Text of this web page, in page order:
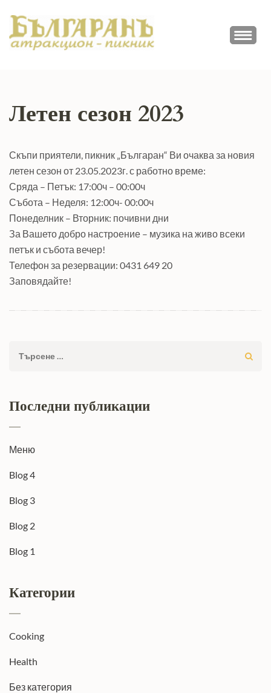
content
ПИКНИК
Атракционно заведение
Летен сезон 2023
Скъпи приятели, пикник „Българан“ Ви очаква за новия
летен сезон от 23.05.2023г. с работно време:
Сряда – Петък: 17:00ч – 00:00ч
Събота – Неделя: 12:00ч- 00:00ч
Понеделник – Вторник: почивни дни
За Вашето добро настроение – музика на живо всеки
петък и събота вечер!
Телефон за резервации: 0431 649 20
Заповядайте!
Търсене
Последни публикации
Меню
Blog 4
Blog 3
Blog 2
Blog 1
Категории
Cooking
Health
Без категория